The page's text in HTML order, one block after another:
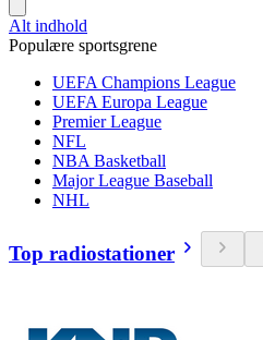
Alt indhold
Populære sportsgrene
UEFA Champions League
UEFA Europa League
Premier League
NFL
NBA Basketball
Major League Baseball
NHL
Top radiostationer